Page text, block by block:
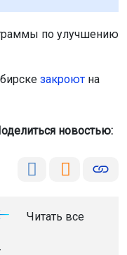
по улучшению
закроют на
новостью:
Читать все